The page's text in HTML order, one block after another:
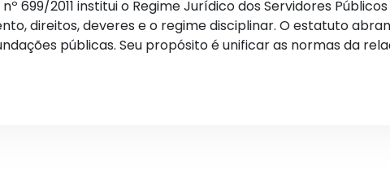
nº 699/2011 institui o Regime Jurídico dos Servidores
direitos, deveres e o regime disciplinar. O estatuto
públicas. Seu propósito é unificar as normas da